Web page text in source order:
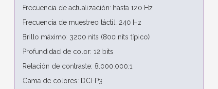
Frecuencia de actualización: hasta 120 Hz
Frecuencia de muestreo táctil: 240 Hz
Brillo máximo: 3200 nits (800 nits típico)
Profundidad de color: 12 bits
Relación de contraste: 8.000.000:1
Gama de colores: DCI-P3